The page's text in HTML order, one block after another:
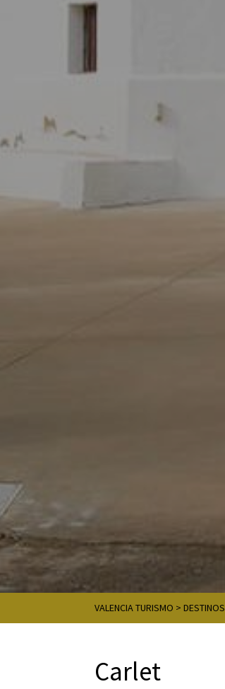
VALENCIA TURISMO >DESTINOS
Carlet